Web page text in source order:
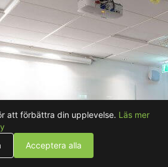
att förbättra din upplevelse. Läs mer
Acceptera alla